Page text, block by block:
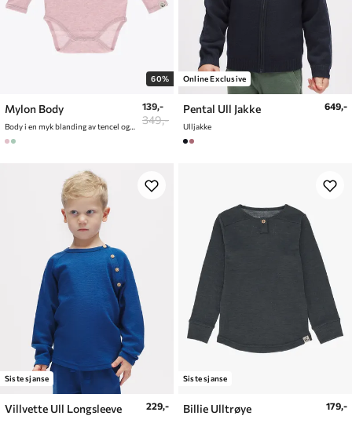
60%
Mylon Body
Body i en myk blanding av tencel og ull
139,-
349,-
Online Exclusive
Pental Ull Jakke
Ulljakke
649,-
Siste sjanse
Villvette Ull Longsleeve 229,-
Siste sjanse
Billie Ulltrøye 179,-